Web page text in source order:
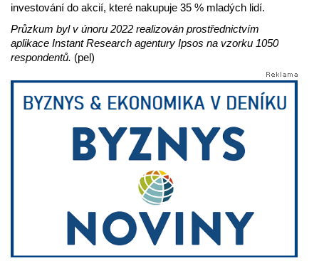
investování do akcií, které nakupuje 35 % mladých lidí.
Průzkum byl v únoru 2022 realizován prostřednictvím
aplikace Instant Research agentury Ipsos na vzorku 1050
respondentů. (pel)